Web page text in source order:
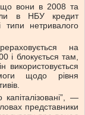
що вони в 2008 та
в НБУ кредит
нетривалого
на
і блокується там,
використовується
щодо рівня
—
представники